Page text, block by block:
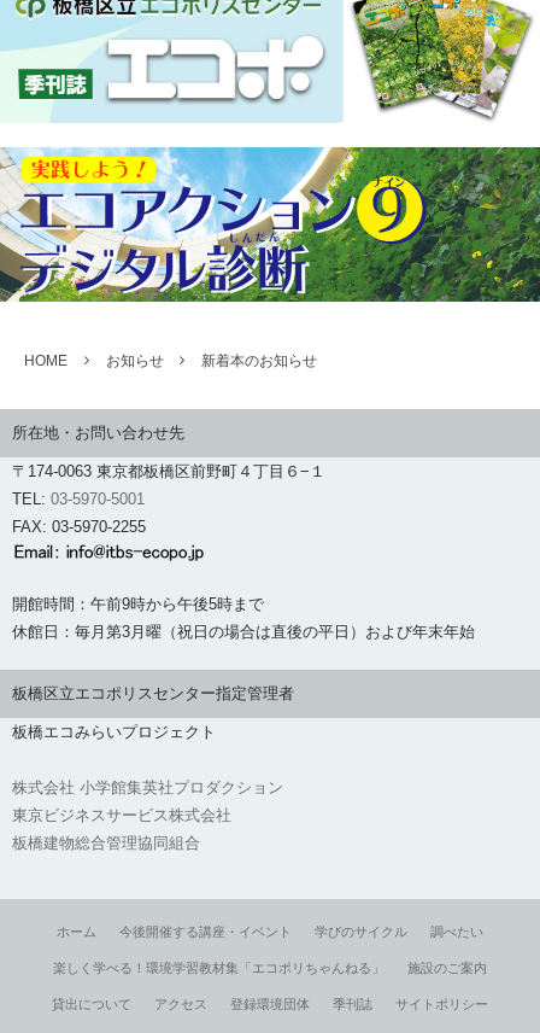
HOME お知らせ 新着本のお知らせ
所在地・お問い合わせ先
〒174-0063 東京都板橋区前野町４丁目６−１
TEL: 03-5970-5001
FAX: 03-5970-2255
開館時間：午前9時から午後5時まで
休館日：毎月第3月曜（祝日の場合は直後の平日）および年末年始
板橋区立エコポリスセンター指定管理者
板橋エコみらいプロジェクト
株式会社 小学館集英社プロダクション
東京ビジネスサービス株式会社
板橋建物総合管理協同組合
ホーム 今後開催する講座・イベント 学びのサイクル 調べたい
楽しく学べる！環境学習教材集「エコポリちゃんねる」 施設のご案内
貸出について アクセス 登録環境団体 季刊誌 サイトポリシー